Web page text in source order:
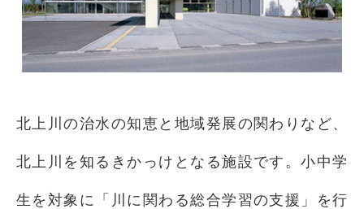
北上川の治水の知恵と地域発展の関わりなど、
北上川を知るきかっけとなる施設です。小中学
生を対象に「川に関わる総合学習の支援」を行